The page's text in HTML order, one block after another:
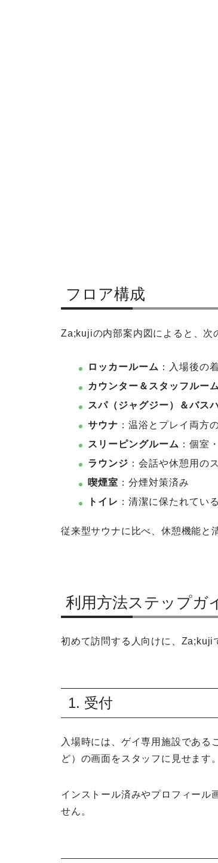
フロア構成
Za;kujiの内部案内図によると、次
ロッカールーム ：入場後の
カウンター＆スタッフルーム
スパ（ジャグジー）＆バス
サウナ ：温浴とプレイ両方
スリーピングルーム ：個室
ラウンジ ：会話や休憩用の
喫煙室 ：分煙対策済み
トイレ ：清潔に保たれている
従来型サウナに比べ、休憩機能と
利用方法ステップガ
初めて訪問する人向けに、Za;kuji
1. 受付
入場時には、ゲイ専用施設である
ど）の画面をスタッフに見せます。
インストール済みやプロフィール
せん。